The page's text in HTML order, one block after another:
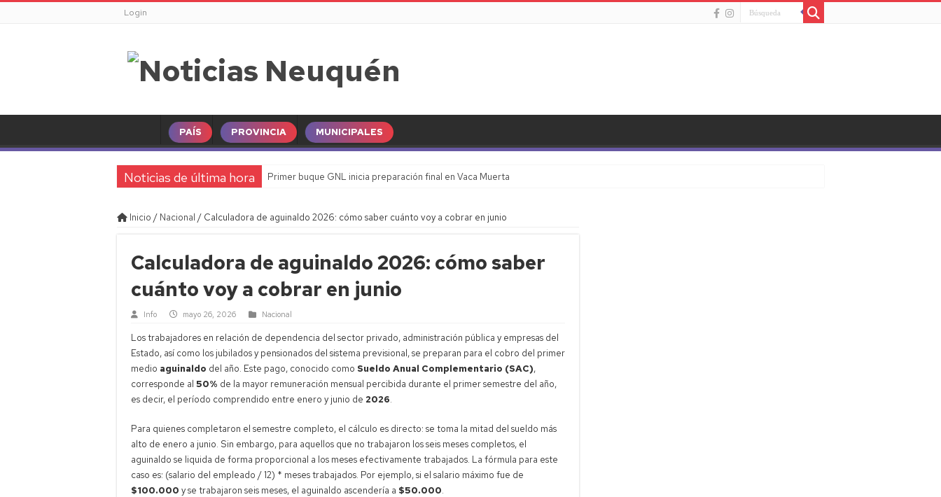
Login
PAÍS PROVINCIA MUNICIPALES
Noticias de última hora Primer buque GNL inicia preparación final en Vaca Muerta
Inicio / Nacional / Calculadora de aguinaldo 2026: cómo saber cuánto voy a cobrar en junio
Calculadora de aguinaldo 2026: cómo saber
cuánto voy a cobrar en junio
Info mayo 26, 2026 Nacional
Los trabajadores en relación de dependencia del sector privado, administración pública y empresas del
Estado, así como los jubilados y pensionados del sistema previsional, se preparan para el cobro del primer
medio aguinaldo del año. Este pago, conocido como Sueldo Anual Complementario (SAC),
corresponde al 50% de la mayor remuneración mensual percibida durante el primer semestre del año,
es decir, el período comprendido entre enero y junio de 2026.
Para quienes completaron el semestre completo, el cálculo es directo: se toma la mitad del sueldo más
alto de enero a junio. Sin embargo, para aquellos que no trabajaron los seis meses completos, el
aguinaldo se liquida de forma proporcional a los meses efectivamente trabajados. La fórmula para este
caso es: (salario del empleado / 12) * meses trabajados. Por ejemplo, si el salario máximo fue de
$100.000 y se trabajaron seis meses, el aguinaldo ascendería a $50.000.